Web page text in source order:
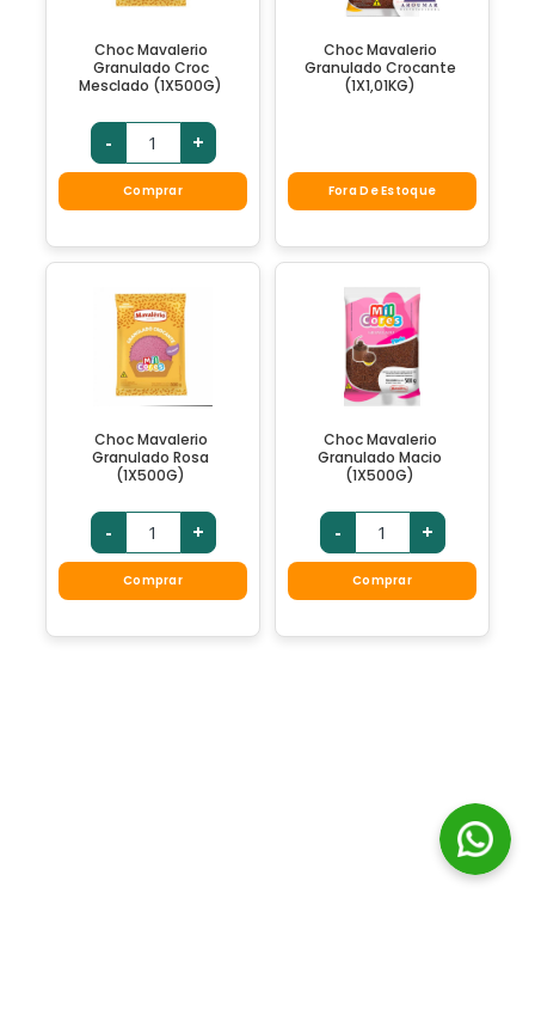
Choc Mavalerio
Granulado Croc
Mesclado (1X500G)
- +
Comprar
Choc Mavalerio
Granulado Crocante
(1X1,01KG)
Fora De Estoque
Choc Mavalerio
Granulado Rosa
(1X500G)
- +
Comprar
Choc Mavalerio
Granulado Macio
(1X500G)
- +
Comprar